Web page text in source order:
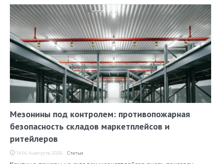
Мезонины под контролем: противопожарная
безопасность складов маркетплейсов и
ритейлеров
14:14, 4 августа 2026 Статьи